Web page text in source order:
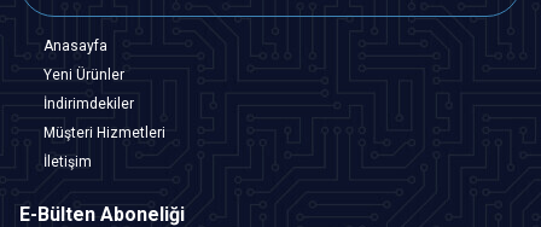
Anasayfa
Yeni Ürünler
İndirimdekiler
Müşteri Hizmetleri
İletişim
E-Bülten Aboneliği